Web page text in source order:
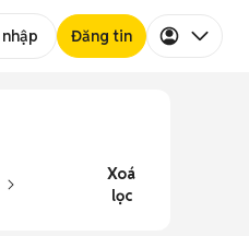
Đăng tin
Xoá
lọc